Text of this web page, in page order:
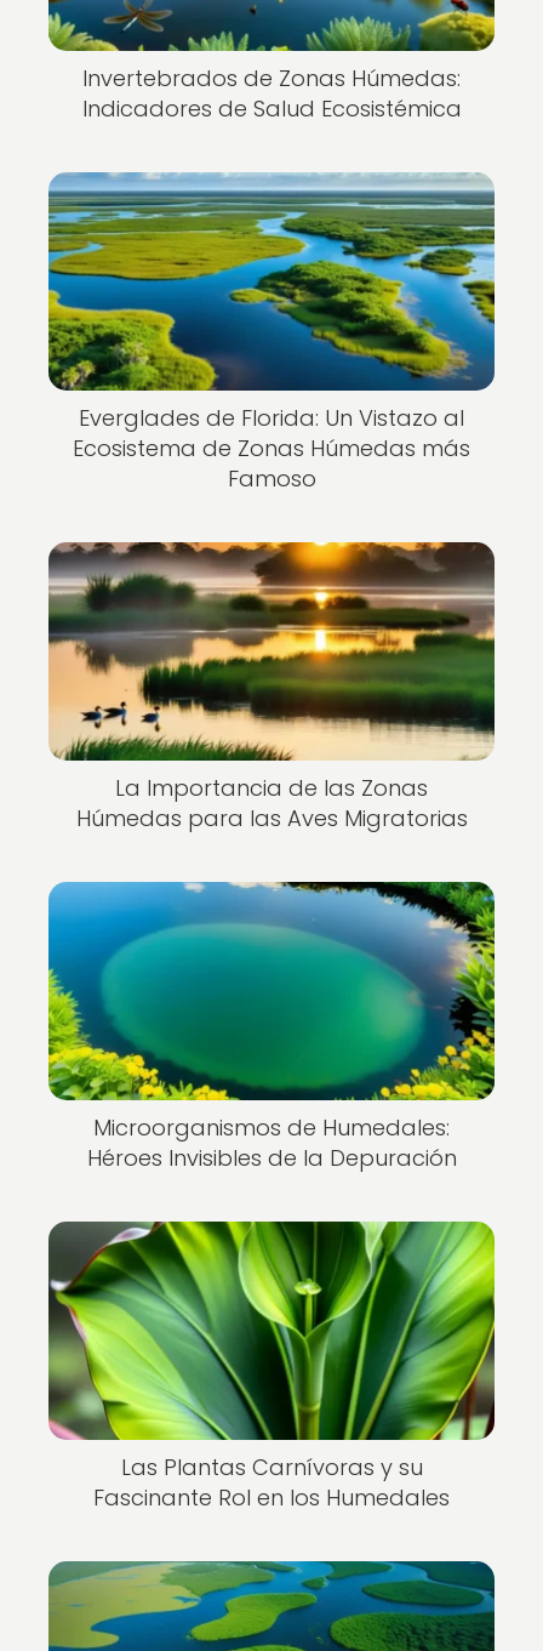
Invertebrados de Zonas Húmedas:
Indicadores de Salud Ecosistémica
Everglades de Florida: Un Vistazo al
Ecosistema de Zonas Húmedas más
Famoso
La Importancia de las Zonas
Húmedas para las Aves Migratorias
Microorganismos de Humedales:
Héroes Invisibles de la Depuración
Las Plantas Carnívoras y su
Fascinante Rol en los Humedales